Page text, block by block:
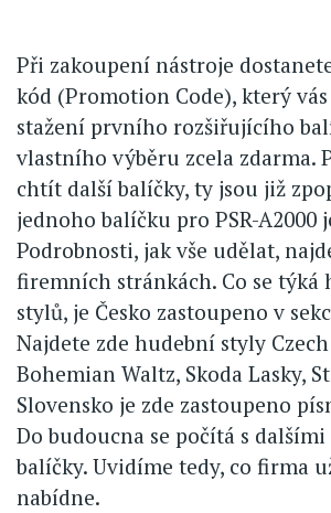
Při zakoupení nástroje
kód (Promotion Code), který
stažení prvního rozšiřujícího
vlastního výběru zcela zdarma.
chtít další balíčky, ty jsou již
jednoho balíčku pro PSR-A2000
Podrobnosti, jak vše udělat,
firemních stránkách. Co se týká
stylů, je Česko zastoupeno v
Najdete zde hudební styly
Bohemian Waltz, Skoda Lasky,
Slovensko je zde zastoupeno
Do budoucna se počítá s
balíčky. Uvidíme tedy, co firma
nabídne.